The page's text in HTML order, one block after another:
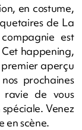
en costume,
de La
est
happening,
premier aperçu
prochaines
ravie de vous
Venez
en scène.